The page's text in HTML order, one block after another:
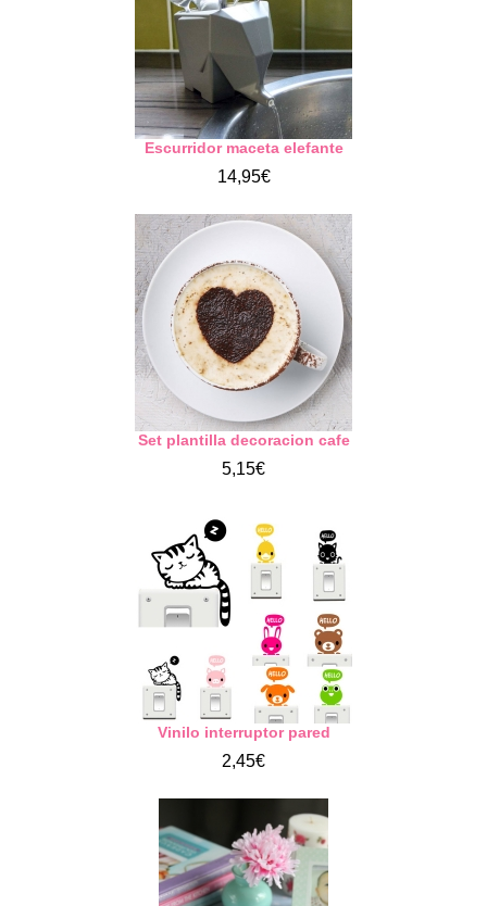
Escurridor maceta elefante
14,95€
Set plantilla decoracion cafe
5,15€
Vinilo interruptor pared
2,45€